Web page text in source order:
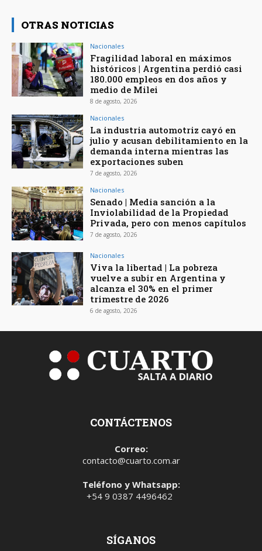
OTRAS NOTICIAS
Nacionales
Fragilidad laboral en máximos
históricos | Argentina perdió casi
180.000 empleos en dos años y
medio de Milei
8 de agosto, 2026
Nacionales
La industria automotriz cayó en
julio y acusan debilitamiento en la
demanda interna mientras las
exportaciones suben
7 de agosto, 2026
Nacionales
Senado | Media sanción a la
Inviolabilidad de la Propiedad
Privada, pero con menos capítulos
7 de agosto, 2026
Nacionales
Viva la libertad | La pobreza
vuelve a subir en Argentina y
alcanza el 30% en el primer
trimestre de 2026
6 de agosto, 2026
CONTÁCTENOS
Correo:
contacto@cuarto.com.ar
Teléfono y Whatsapp:
+54 9 0387 4496462
SÍGANOS